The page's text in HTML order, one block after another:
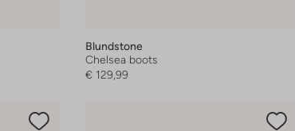
Blundstone
Chelsea boots
€ 129,99